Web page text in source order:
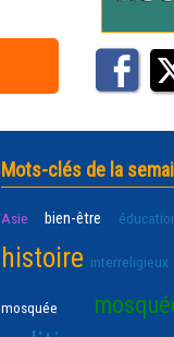
Mots-clés de la
Asie bien-être
histoire interreligieux
mosquée